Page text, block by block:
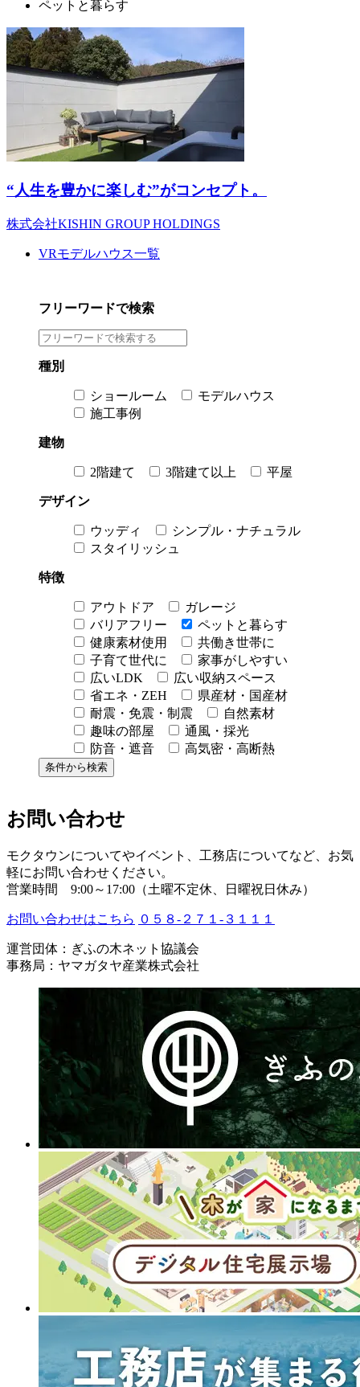
ペットと暮らす
“人生を豊かに楽しむ”がコンセプト。
株式会社KISHIN GROUP HOLDINGS
VRモデルハウス一覧
フリーワードで検索
種別
ショールーム
モデルハウス
施工事例
建物
2階建て 3階建て以上 平屋
デザイン
ウッディ
シンプル・ナチュラル
スタイリッシュ
特徴
アウトドア
ガレージ
バリアフリー
ペットと暮らす
健康素材使用
共働き世帯に
子育て世代に
家事がしやすい
広いLDK
広い収納スペース
省エネ・ZEH
県産材・国産材
耐震・免震・制震
自然素材
趣味の部屋
通風・採光
防音・遮音
高気密・高断熱
お問い合わせ
モクタウンについてやイベント、工務店についてなど、お気
軽にお問い合わせください。
営業時間 9:00～17:00（土曜不定休、日曜祝日休み）
お問い合わせはこちら ０５８-２７１-３１１１
運営団体：ぎふの木ネット協議会
事務局：ヤマガタヤ産業株式会社